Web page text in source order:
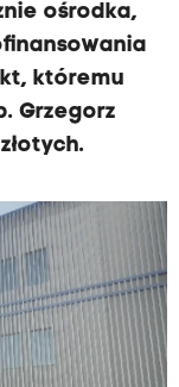
ośrodka,
któremu
Grzegorz